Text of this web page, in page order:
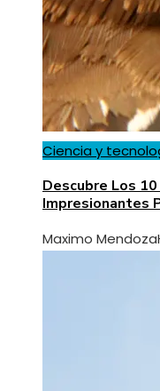
Ciencia y
Descubre Los
Impresionantes
Maximo Mendoza